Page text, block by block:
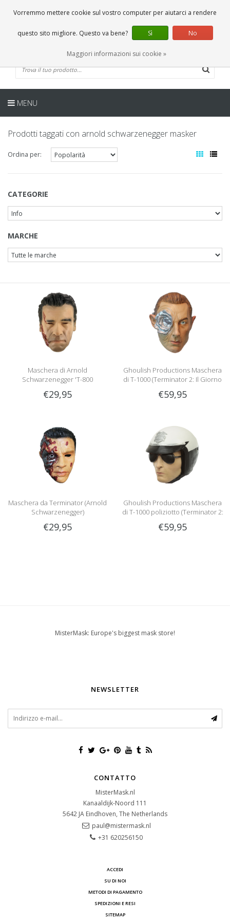
0 Articoli
IT
MENU
Prodotti taggati con arnold schwarzenegger masker
Ordina per:
CATEGORIE
MARCHE
Maschera di Arnold
Schwarzenegger 'T-800
€29,95
Ghoulish Productions Maschera
di T-1000 (Terminator 2: Il Giorno
€59,95
Maschera da Terminator (Arnold
Schwarzenegger)
€29,95
Ghoulish Productions Maschera
di T-1000 poliziotto (Terminator 2:
€59,95
MisterMask: Europe's biggest mask store!
NEWSLETTER
CONTATTO
MisterMask.nl
Kanaaldijk-Noord 111
5642 JA Eindhoven, The Netherlands
paul@mistermask.nl
+31 620256150
ACCEDI
SU DI NOI
METODI DI PAGAMENTO
SPEDIZIONI E RESI
SITEMAP
Vorremmo mettere cookie sul vostro computer per aiutarci a rendere
questo sito migliore. Questo va bene? Sì No
Maggiori informazioni sui cookie »